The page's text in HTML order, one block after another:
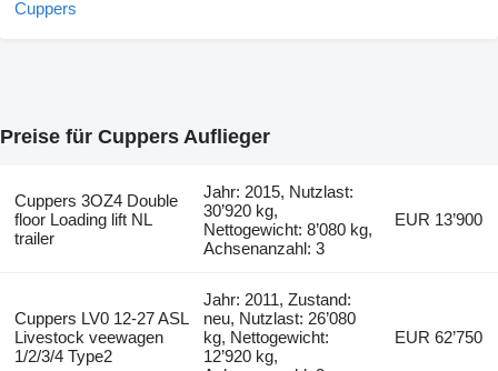
Preise für Cuppers Auflieger
Cuppers 3OZ4 Double
floor Loading lift NL
trailer
Jahr: 2015, Nutzlast:
30’920 kg,
Nettogewicht: 8’080 kg,
Achsenanzahl: 3
EUR 13’900
Cuppers LV0 12-27 ASL
Livestock veewagen
1/2/3/4 Type2
Jahr: 2011, Zustand:
neu, Nutzlast: 26’080
kg, Nettogewicht:
12’920 kg,
EUR 62’750